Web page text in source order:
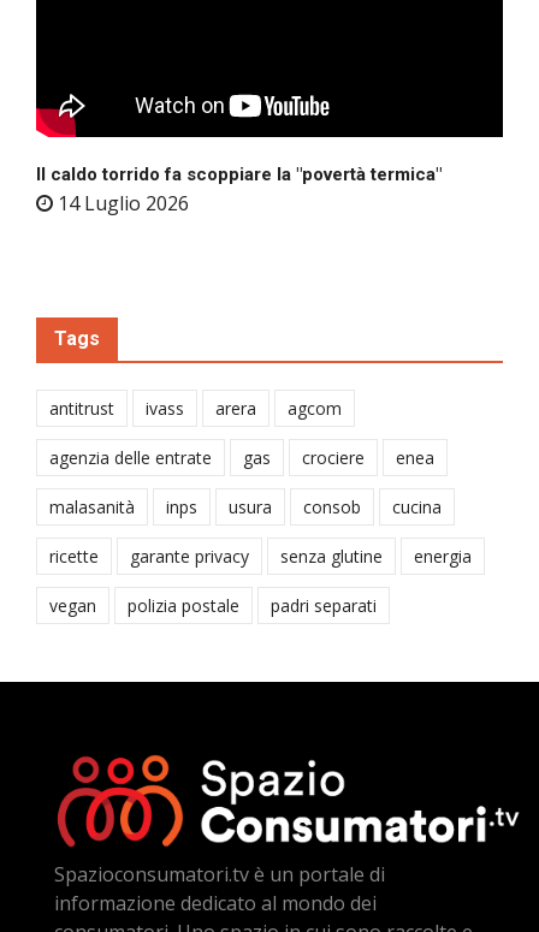
Il caldo torrido fa scoppiare la "povertà termica"
14 Luglio 2026
Tags
antitrust ivass arera agcom
agenzia delle entrate gas crociere enea
malasanità inps usura consob cucina
ricette garante privacy senza glutine energia
vegan polizia postale padri separati
Spazioconsumatori.tv è un portale di
informazione dedicato al mondo dei